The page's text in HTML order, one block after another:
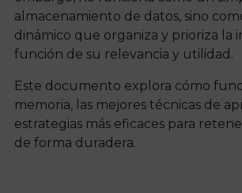
almacenamiento de datos, sino
dinámico que organiza y prioriza la
función de su relevancia y utilidad.
Este documento explora cómo
memoria, las mejores técnicas de
estrategias más eficaces para
de forma duradera.